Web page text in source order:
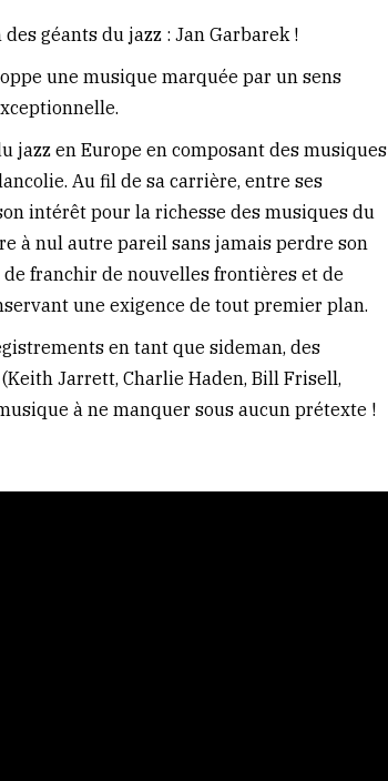
géants du jazz : Jan Garbarek !
une musique marquée par un sens
jazz en Europe en composant des musiques
Au fil de sa carrière, entre ses
intérêt pour la richesse des musiques du
à nul autre pareil sans jamais perdre son
franchir de nouvelles frontières et de
une exigence de tout premier plan.
en tant que sideman, des
Jarrett, Charlie Haden, Bill Frisell,
à ne manquer sous aucun prétexte !